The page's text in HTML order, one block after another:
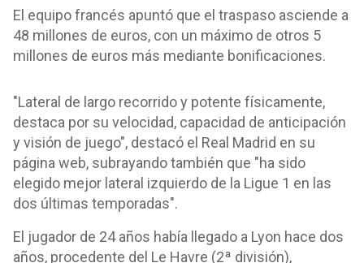
El equipo francés apuntó que el traspaso asciende a
48 millones de euros, con un máximo de otros 5
millones de euros más mediante bonificaciones.
"Lateral de largo recorrido y potente físicamente,
destaca por su velocidad, capacidad de anticipación
y visión de juego", destacó el Real Madrid en su
página web, subrayando también que "ha sido
elegido mejor lateral izquierdo de la Ligue 1 en las
dos últimas temporadas".
El jugador de 24 años había llegado a Lyon hace dos
años, procedente del Le Havre (2ª división),